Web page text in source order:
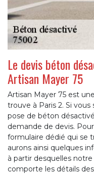
Le devis béton
Artisan Mayer 75
Artisan Mayer 75 est
trouve à Paris 2. Si
pose de béton
demande de devis.
formulaire dédié qui se
aurons ainsi quelques
à partir desquelles
comporte les détails